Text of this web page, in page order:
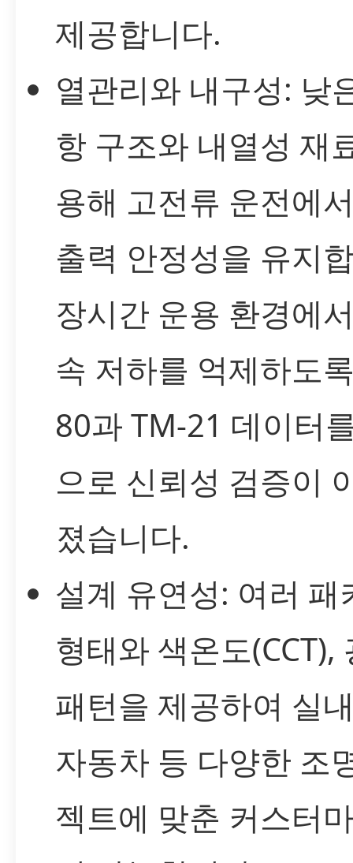
제공합니다.
열관리와 내구성: 낮
항 구조와 내열성 재
용해 고전류 운전에
출력 안정성을 유지
장시간 운용 환경에
속 저하를 억제하도
80과 TM-21 데이터
으로 신뢰성 검증이
졌습니다.
설계 유연성: 여러 패
형태와 색온도(CCT),
패턴을 제공하여 실내
자동차 등 다양한 조
젝트에 맞춘 커스터